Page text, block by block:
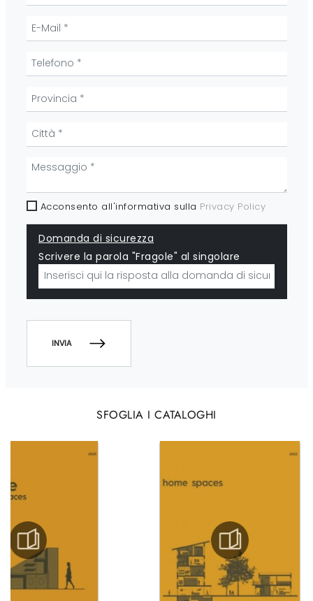
SFOGLIA I CATALOGHI
Acconsento all'informativa sulla Privacy Policy
Domanda di sicurezza
Scrivere la parola "Fragole" al singolare
INVIA